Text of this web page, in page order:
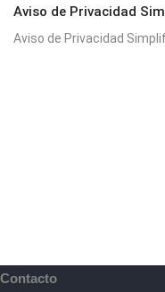
Aviso de Privacidad
Aviso de Privacidad
Contacto